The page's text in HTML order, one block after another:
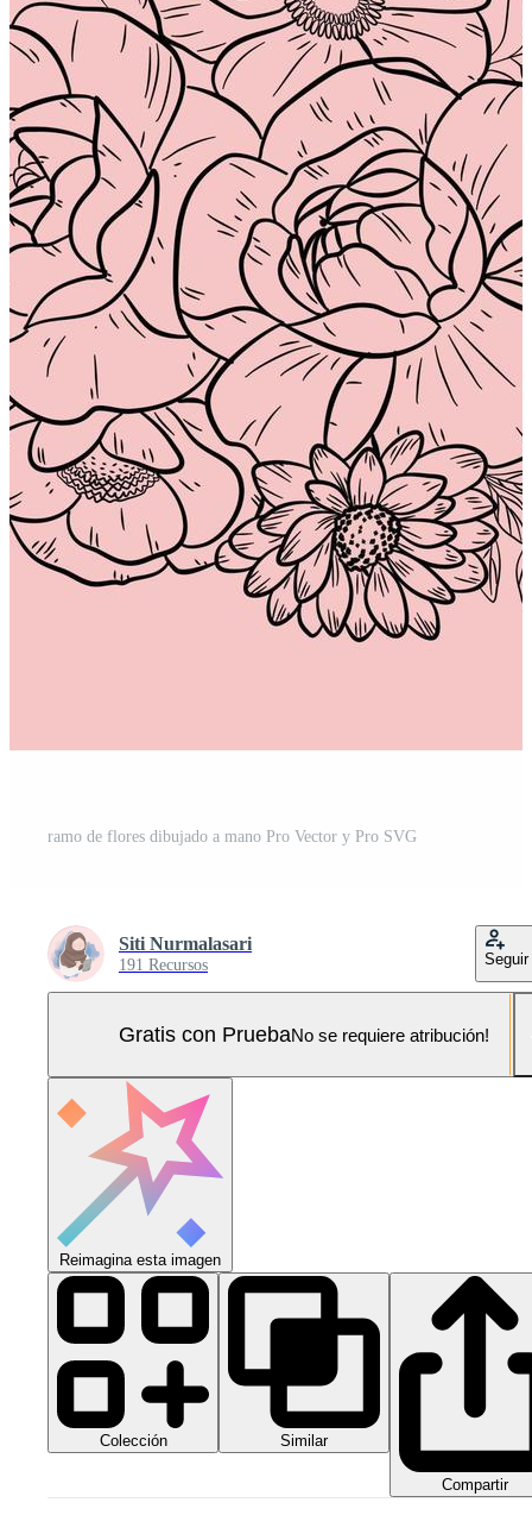
ramo de flores dibujado a mano Pro Vector y Pro SVG
Siti Nurmalasari
191 Recursos Seguir
Gratis con PruebaNo se requiere atribución!
Reimagina esta imagen
Colección Similar
Compartir